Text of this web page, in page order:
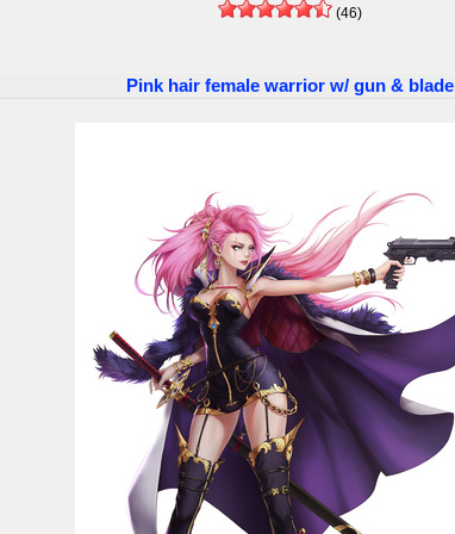
(46)
Pink hair female warrior w/ gun & blade